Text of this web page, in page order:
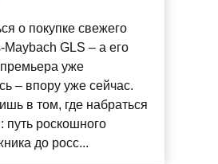
о покупке свежего
Maybach GLS – а его
уже
– впору уже сейчас.
в том, где набраться
путь роскошного
до росс...